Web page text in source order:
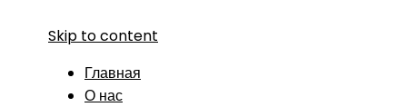
Skip to content
Главная
О нас